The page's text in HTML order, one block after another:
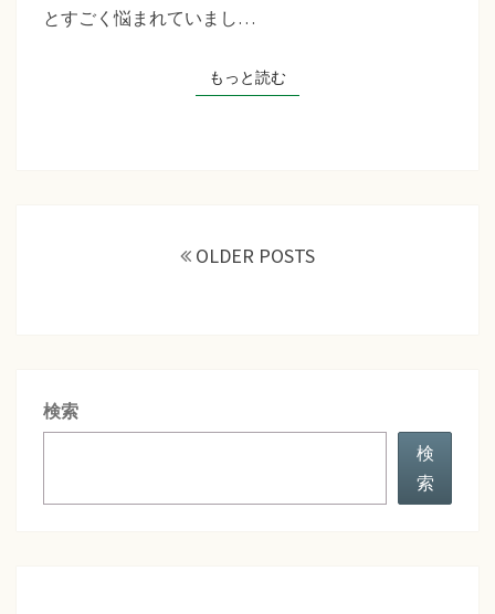
とすごく悩まれていまし…
もっと読むもっと読む
OLDER POSTS
検索
検
索